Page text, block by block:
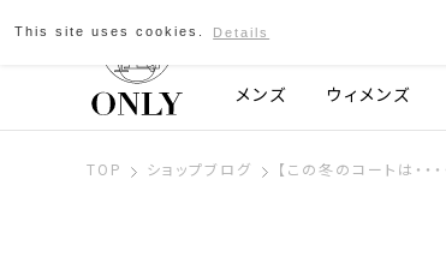
京都発のスーツブランド
メンズ ウィメンズ
TOP ショップブログ 【この冬のコートは・・
This site uses cookies. Details